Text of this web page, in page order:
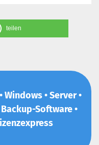
teilen
• Server •
Software •